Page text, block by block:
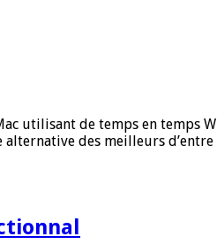
utilisant de temps en temps
des meilleurs